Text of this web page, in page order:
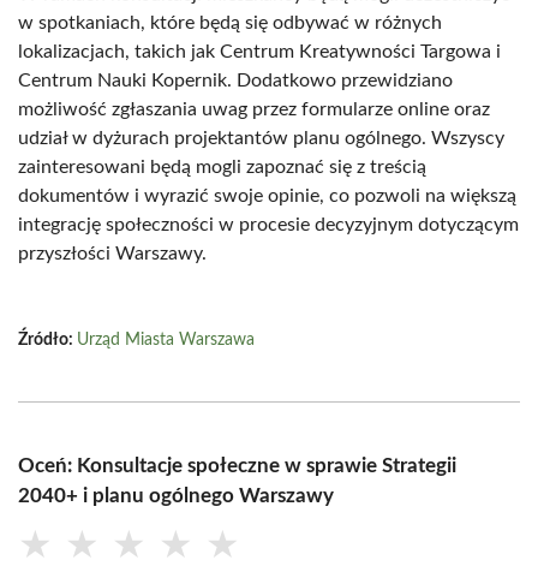
w spotkaniach, które będą się odbywać w różnych
lokalizacjach, takich jak Centrum Kreatywności Targowa i
Centrum Nauki Kopernik. Dodatkowo przewidziano
możliwość zgłaszania uwag przez formularze online oraz
udział w dyżurach projektantów planu ogólnego. Wszyscy
zainteresowani będą mogli zapoznać się z treścią
dokumentów i wyrazić swoje opinie, co pozwoli na większą
integrację społeczności w procesie decyzyjnym dotyczącym
przyszłości Warszawy.
Źródło: Urząd Miasta Warszawa
Oceń: Konsultacje społeczne w sprawie Strategii
2040+ i planu ogólnego Warszawy
★ ★ ★ ★ ★